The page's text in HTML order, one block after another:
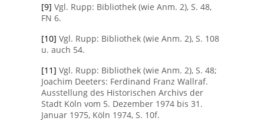
[9] Vgl. Rupp: Bibliothek (wie Anm. 2), S. 48,
FN 6.
[10] Vgl. Rupp: Bibliothek (wie Anm. 2), S. 108
u. auch 54.
[11] Vgl. Rupp: Bibliothek (wie Anm. 2), S. 48;
Joachim Deeters: Ferdinand Franz Wallraf.
Ausstellung des Historischen Archivs der
Stadt Köln vom 5. Dezember 1974 bis 31.
Januar 1975, Köln 1974, S. 10f.